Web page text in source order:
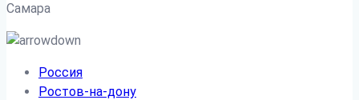
Самара
Россия
Ростов-на-дону